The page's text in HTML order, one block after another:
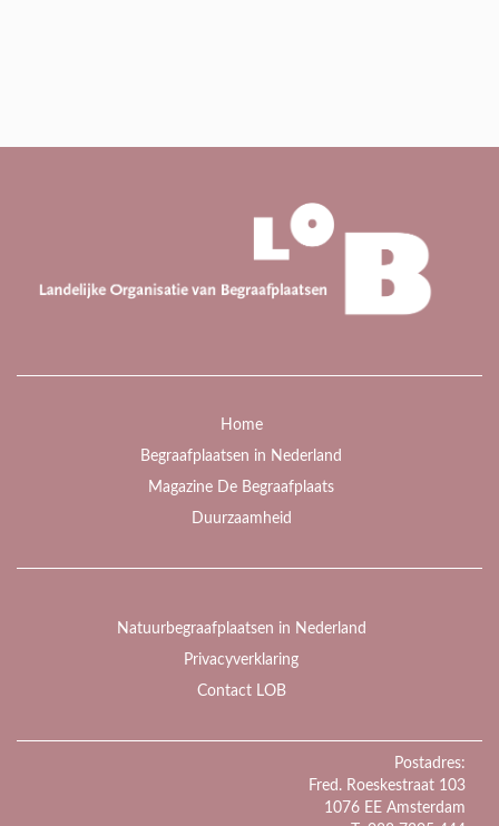
Home
Begraafplaatsen in Nederland
Magazine De Begraafplaats
Duurzaamheid
Natuurbegraafplaatsen in Nederland
Privacyverklaring
Contact LOB
Postadres:
Fred. Roeskestraat 103
1076 EE Amsterdam